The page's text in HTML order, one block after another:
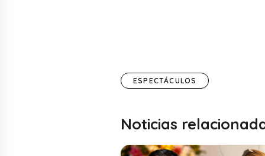
ESPECTÁCULOS
Noticias